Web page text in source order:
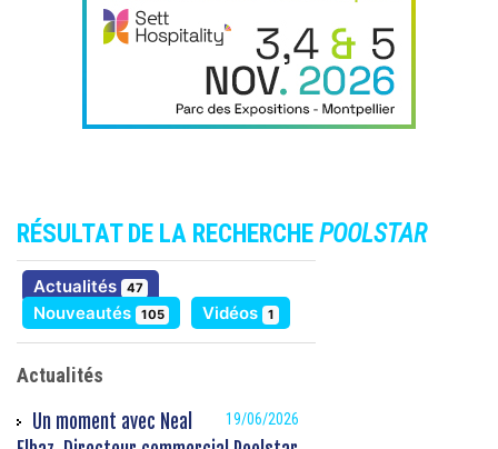
RÉSULTAT DE LA RECHERCHEPOOLSTAR
Actualités 47 résultats
Nouveautés
105 résultats
Vidéos 1 résultats
Actualités
19/06/2026
Un moment avec Neal